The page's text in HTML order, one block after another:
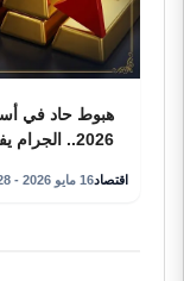
2026.. الجرام يفقد 100 جنيه من قيمته
اقتصاد16 مايو 2026 - 9:28 ص